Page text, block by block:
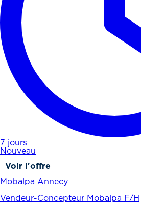
7 jours
Nouveau
Voir l'offre
Mobalpa Annecy
Vendeur-Concepteur Mobalpa F/H